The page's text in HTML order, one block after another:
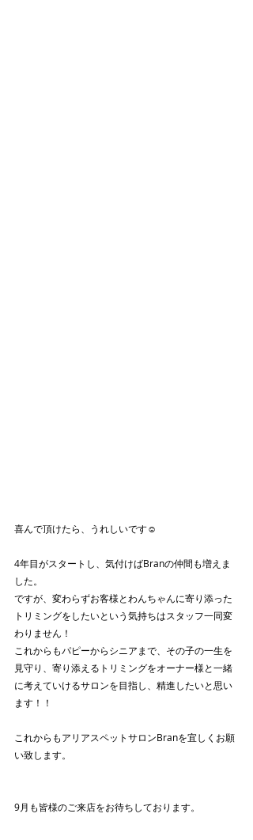
喜んで頂けたら、うれしいです☺️
4年目がスタートし、気付けばBranの仲間も増えま
した。
ですが、変わらずお客様とわんちゃんに寄り添った
トリミングをしたいという気持ちはスタッフ一同変
わりません！
これからもパピーからシニアまで、その子の一生を
見守り、寄り添えるトリミングをオーナー様と一緒
に考えていけるサロンを目指し、精進したいと思い
ます！！
これからもアリアスペットサロンBranを宜しくお願
い致します。
9月も皆様のご来店をお待ちしております。